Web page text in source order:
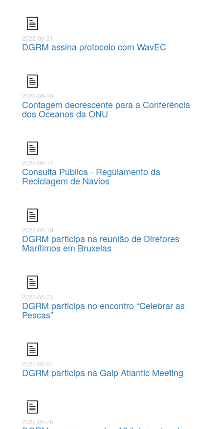
2022-06-21
DGRM assina protocolo com WavEC
2022-06-20
Contagem decrescente para a Conferência
dos Oceanos da ONU
2022-06-17
Consulta Pública - Regulamento da
Reciclagem de Navios
2022-05-19
DGRM participa na reunião de Diretores
Marítimos em Bruxelas
2022-05-23
DGRM participa no encontro “Celebrar as
Pescas”
2022-05-24
DGRM participa na Galp Atlantic Meeting
2022-05-26